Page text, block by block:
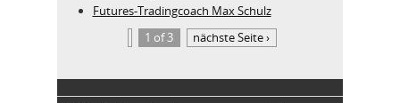
Futures-Tradingcoach Max Schulz
1 of 3
nächste Seite ›